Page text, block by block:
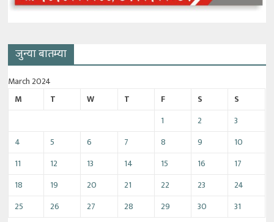
जुन्या बातम्या
March 2024
M
T W T F S
S
1
2
3
4
5 6 7 8 9
10
11
12 13 14 15 16
17
18
19 20 21 22 23
24
25
26 27 28 29 30 31